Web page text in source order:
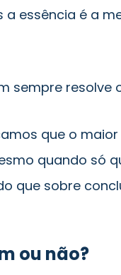
essência é a
sempre resolve
que o
quando só
que sobre
ou não?